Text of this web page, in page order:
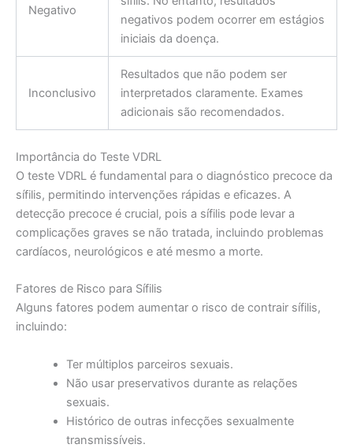
Negativo
negativos podem ocorrer em estágios
iniciais da doença.
Inconclusivo
Resultados que não podem ser
interpretados claramente. Exames
adicionais são recomendados.
Importância do Teste VDRL
O teste VDRL é fundamental para o diagnóstico precoce da
sífilis, permitindo intervenções rápidas e eficazes. A
detecção precoce é crucial, pois a sífilis pode levar a
complicações graves se não tratada, incluindo problemas
cardíacos, neurológicos e até mesmo a morte.
Fatores de Risco para Sífilis
Alguns fatores podem aumentar o risco de contrair sífilis,
incluindo:
Ter múltiplos parceiros sexuais.
Não usar preservativos durante as relações
sexuais.
Histórico de outras infecções sexualmente
transmissíveis.